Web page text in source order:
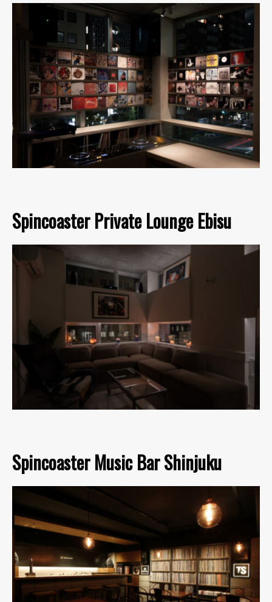
Spincoaster Private Lounge Ebisu
Spincoaster Music Bar Shinjuku